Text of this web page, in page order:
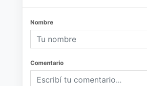
Nombre
Comentario